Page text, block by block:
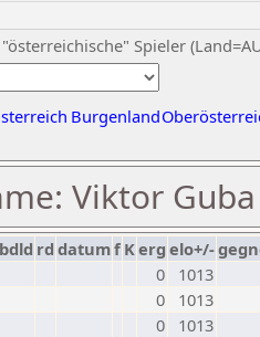
Spieler
Burgenland
Viktor Guba
bdld rd datumf Kerg elo+/-
0
1013
0
1013
0
1013